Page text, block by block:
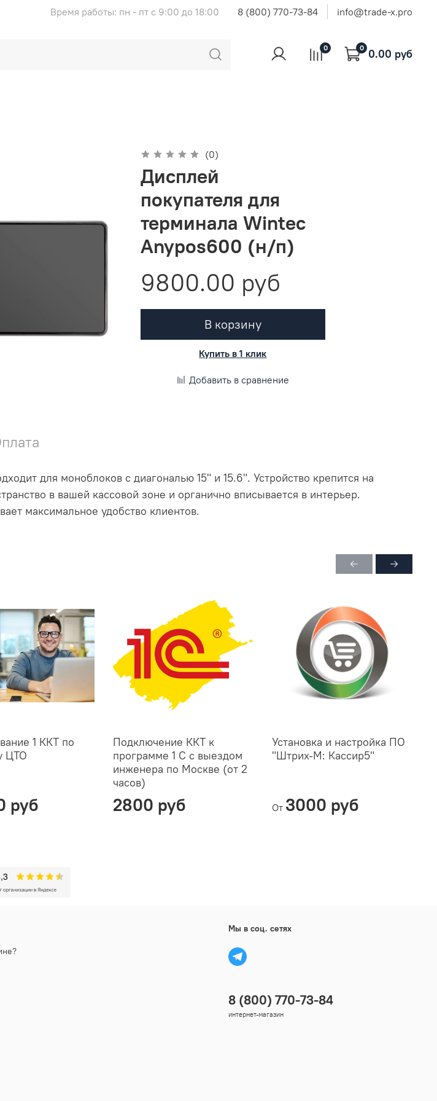
Время работы: пн - пт с 9:00 до 18:00 8 (800) 770-73-84 info@trade-x.pro
0 0 0.00 руб
(0)
Дисплей
покупателя для
терминала Wintec
Anypos600 (н/п)
9800.00 руб
В корзину
Купить в 1 клик
Добавить в сравнение
для моноблоков с диагональю 15" и 15.6". Устройство крепится на
в вашей кассовой зоне и органично вписывается в интерьер.
максимальное удобство клиентов.
1 ККТ по
ЦТО
руб
Подключение ККТ к
программе 1 С с выездом
инженера по Москве (от 2
часов)
2800 руб
Установка и настройка ПО
"Штрих-М: Кассир5"
От 3000 руб
Мы в соц. сетях
8 (800) 770-73-84
интернет-магазин